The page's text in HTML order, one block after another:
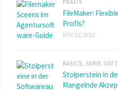
PRAXIS
FileMaker:
Profis?
NOV. 22, 2012
BASICS, SERIE
Stolperstein in
Mangelnde